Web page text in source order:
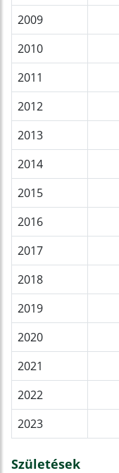
2009
2010
2011
2012
2013
2014
2015
2016
2017
2018
2019
2020
2021
2022
2023
Születések